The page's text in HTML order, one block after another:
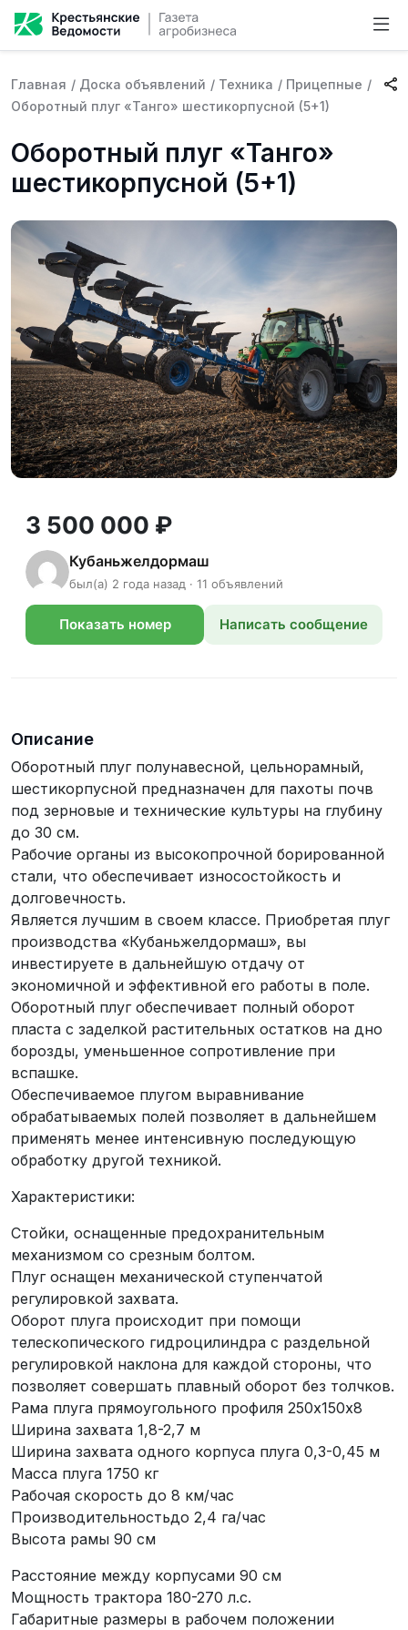
Главная / Доска объявлений / Техника / Прицепные /
Оборотный плуг «Танго» шестикорпусной (5+1)
Оборотный плуг «Танго»
шестикорпусной (5+1)
3 500 000 ₽
Кубаньжелдормаш
был(а) 2 года назад · 11 объявлений
Показать номер Написать сообщение
Описание
Оборотный плуг полунавесной, цельнорамный,
шестикорпусной предназначен для пахоты почв
под зерновые и технические культуры на глубину
до 30 см.
Рабочие органы из высокопрочной борированной
стали, что обеспечивает износостойкость и
долговечность.
Является лучшим в своем классе. Приобретая плуг
производства «Кубаньжелдормаш», вы
инвестируете в дальнейшую отдачу от
экономичной и эффективной его работы в поле.
Оборотный плуг обеспечивает полный оборот
пласта с заделкой растительных остатков на дно
борозды, уменьшенное сопротивление при
вспашке.
Обеспечиваемое плугом выравнивание
обрабатываемых полей позволяет в дальнейшем
применять менее интенсивную последующую
обработку другой техникой.
Характеристики:
Стойки, оснащенные предохранительным
механизмом со срезным болтом.
Плуг оснащен механической ступенчатой
регулировкой захвата.
Оборот плуга происходит при помощи
телескопического гидроцилиндра с раздельной
регулировкой наклона для каждой стороны, что
позволяет совершать плавный оборот без толчков.
Рама плуга прямоугольного профиля 250х150х8
Ширина захвата 1,8-2,7 м
Ширина захвата одного корпуса плуга 0,3-0,45 м
Масса плуга 1750 кг
Рабочая скорость до 8 км/час
Производительностьдо 2,4 га/час
Высота рамы 90 см
Расстояние между корпусами 90 cм
Мощность трактора 180-270 л.с.
Габаритные размеры в рабочем положении